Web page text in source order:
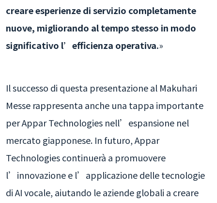
creare esperienze di servizio completamente
nuove, migliorando al tempo stesso in modo
significativo l’efficienza operativa.»
Il successo di questa presentazione al Makuhari
Messe rappresenta anche una tappa importante
per Appar Technologies nell’espansione nel
mercato giapponese. In futuro, Appar
Technologies continuerà a promuovere
l’innovazione e l’applicazione delle tecnologie
di AI vocale, aiutando le aziende globali a creare